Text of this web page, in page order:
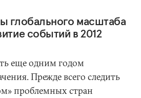
глобального масштаба
событий в 2012
еще одним годом
Прежде всего следить
проблемных стран